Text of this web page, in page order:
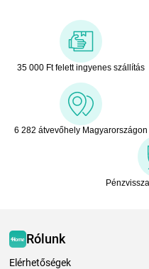
35 000 Ft felett ingyenes szállítás
6 282 átvevőhely Magyarországon
Rólunk
Elérhetőségek